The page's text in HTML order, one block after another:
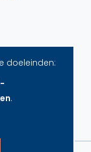
doeleinden:
.